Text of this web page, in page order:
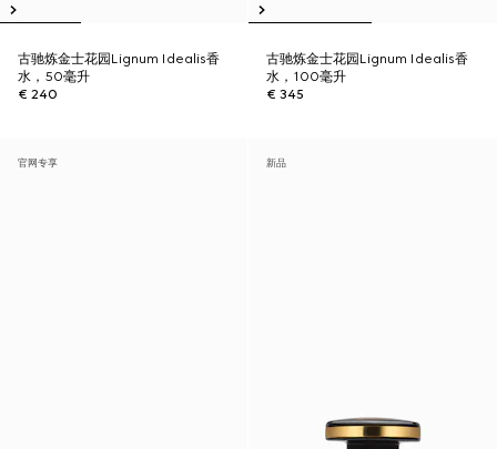
古驰炼金士花园Lignum Idealis香
水，50毫升
€ 240
古驰炼金士花园Lignum Idealis香
水，100毫升
€ 345
官网专享 新品